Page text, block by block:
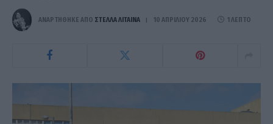
ΑΝΑΡΤΗΘΗΚΕ ΑΠΟ ΣΤΈΛΛΑ ΛΊΤΑΙΝΑ 10 ΑΠΡΙΛΊΟΥ 2026 1 ΛΕΠΤΌ